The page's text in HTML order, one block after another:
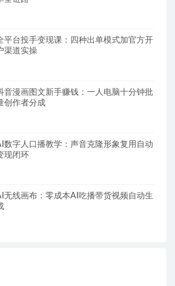
平台投手变现课：四种出单模式加官方开
渠道实操
音漫画图文新手赚钱：一人电脑十分钟批
创作者分成
数字人口播教学：声音克隆形象复用自动
现闭环
无线画布：零成本AI吃播带货视频自动生